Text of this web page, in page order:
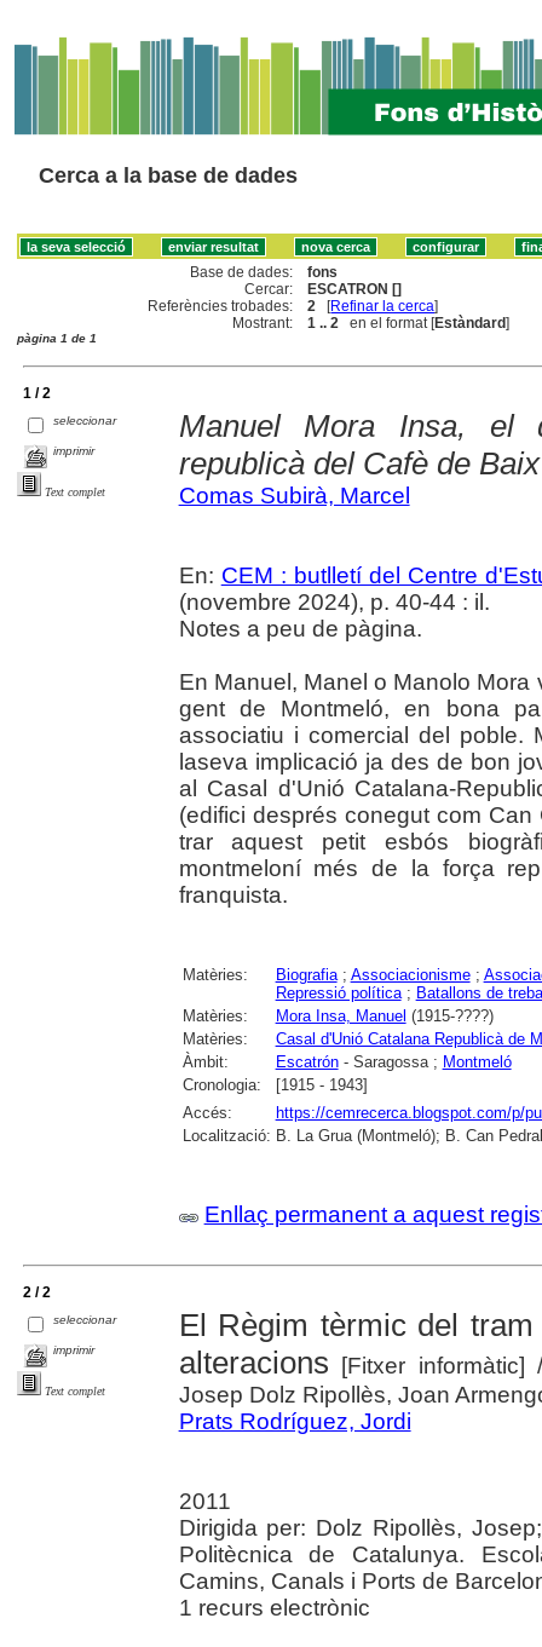
Cerca a la base de dades
Base de dades:
fons
Cercar:
ESCATRON []
Referències trobades:
2 [Refinar la cerca]
Mostrant:
1 .. 2 en el format [Estàndard]
pàgina 1 de 1
1 / 2
seleccionar
imprimir
Text complet
Manuel Mora Insa, el
republicà del Cafè de Baix
Comas Subirà, Marcel
En: CEM : butlletí del Centre
(novembre 2024), p. 40-44 : il.
Notes a peu de pàgina.
En Manuel, Manel o Manolo
gent de Montmeló, en bona
associatiu i comercial del poble.
laseva implicació ja des de bon
al Casal d'Unió Catalana-
(edifici després conegut com
trar aquest petit esbós
montmeloní més de la força
franquista.
Matèries: Biografia; Associacionisme;
Repressió política; Batallons de
Matèries:
Mora Insa, Manuel (1915-????)
Matèries:
Casal d'Unió Catalana Republicà de
Àmbit:
Escatrón- Saragossa ; Montmeló
Cronologia:
[1915 - 1943]
Accés:
https://cemrecerca.blogspot.com/p/
Localització: B. La Grua (Montmeló); B. Can
Enllaç permanent a aquest
2 / 2
seleccionar
imprimir
Text complet
El Règim tèrmic del
alteracions [Fitxer informàtic]
Josep Dolz Ripollès, Joan
Prats Rodríguez, Jordi
2011
Dirigida per: Dolz Ripollès,
Politècnica de Catalunya.
Camins, Canals i Ports de
1 recurs electrònic